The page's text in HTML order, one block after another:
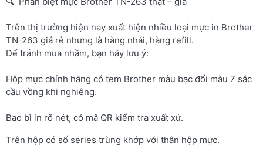
Trên thị trường hiện nay xuất hiện nhiều loại mực in Brother
TN-263 giá rẻ nhưng là hàng nhái, hàng refill.
Để tránh mua nhầm, bạn hãy lưu ý:
Hộp mực chính hãng có tem Brother màu bạc đổi màu 7 sắc
cầu vồng khi nghiêng.
Bao bì in rõ nét, có mã QR kiểm tra xuất xứ.
Trên hộp có số series trùng khớp với thân hộp mực.